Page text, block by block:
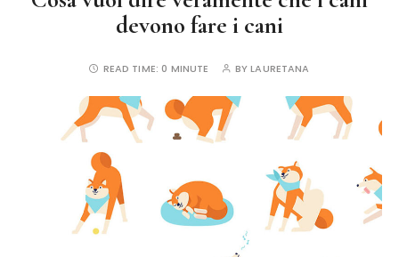
devono fare i cani
READ TIME: 0 MINUTE BYLAURETANA